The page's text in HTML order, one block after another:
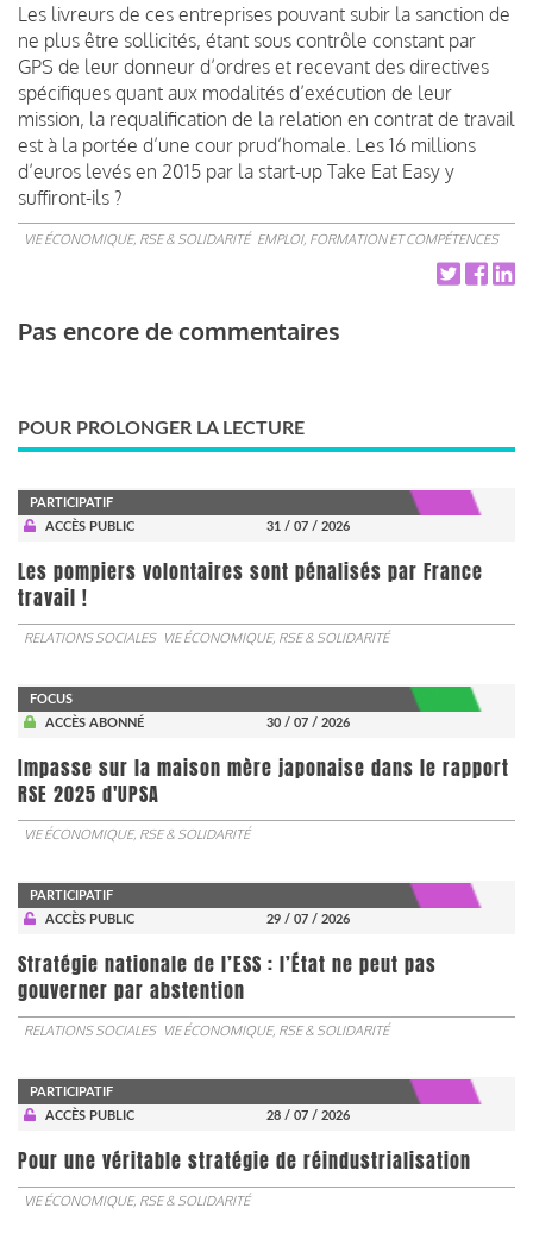
Les livreurs de ces entreprises pouvant subir la sanction de
ne plus être sollicités, étant sous contrôle constant par
GPS de leur donneur d’ordres et recevant des directives
spécifiques quant aux modalités d’exécution de leur
mission, la requalification de la relation en contrat de travail
est à la portée d’une cour prud’homale. Les 16 millions
d’euros levés en 2015 par la start-up Take Eat Easy y
suffiront-ils ?
VIE ÉCONOMIQUE, RSE & SOLIDARITÉ EMPLOI, FORMATION ET COMPÉTENCES
Pas encore de commentaires
POUR PROLONGER LA LECTURE
PARTICIPATIF
ACCÈS PUBLIC
31 / 07 / 2026
Les pompiers volontaires sont pénalisés par France
travail !
RELATIONS SOCIALES VIE ÉCONOMIQUE, RSE & SOLIDARITÉ
FOCUS
ACCÈS ABONNÉ
30 / 07 / 2026
Impasse sur la maison mère japonaise dans le rapport
RSE 2025 d'UPSA
VIE ÉCONOMIQUE, RSE & SOLIDARITÉ
PARTICIPATIF
ACCÈS PUBLIC
29 / 07 / 2026
Stratégie nationale de l’ESS : l’État ne peut pas
gouverner par abstention
RELATIONS SOCIALES VIE ÉCONOMIQUE, RSE & SOLIDARITÉ
PARTICIPATIF
ACCÈS PUBLIC
28 / 07 / 2026
Pour une véritable stratégie de réindustrialisation
VIE ÉCONOMIQUE, RSE & SOLIDARITÉ